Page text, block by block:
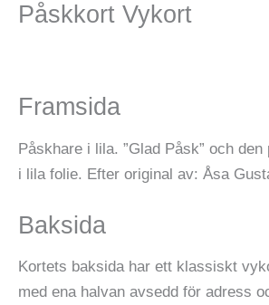
Påskkort Vykort
Framsida
Påskhare i lila. ”Glad Påsk” och
i lila folie. Efter original av: Åsa
Baksida
Kortets baksida har ett klassiskt
med ena halvan avsedd för adress